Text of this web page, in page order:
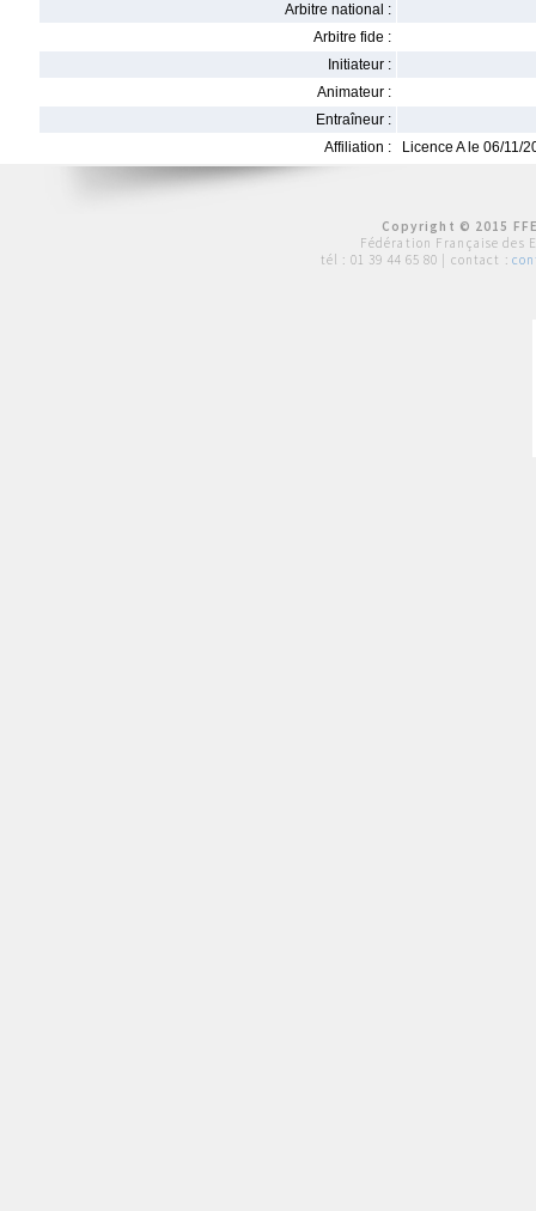
Arbitre national :
Arbitre fide :
Initiateur :
Animateur :
Entraîneur :
Affiliation :
Licence A le 06/11/
Copyright © 2015
Fédération Française des
tél : 01 39 44 65 80 | contact :